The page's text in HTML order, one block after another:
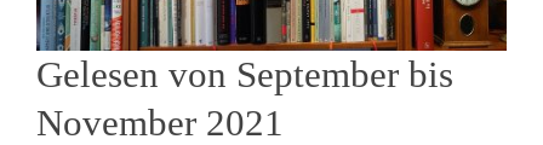
Gelesen von September bis
November 2021